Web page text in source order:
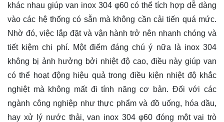
khác nhau giúp van inox 304 φ60 có thể tích hợp dễ dàng
vào các hệ thống có sẵn mà không cần cải tiến quá mức.
Nhờ đó, việc lắp đặt và vận hành trở nên nhanh chóng và
tiết kiệm chi phí. Một điểm đáng chú ý nữa là inox 304
không bị ảnh hưởng bởi nhiệt độ cao, điều này giúp van
có thể hoạt động hiệu quả trong điều kiện nhiệt độ khắc
nghiệt mà không mất đi tính năng cơ bản. Đối với các
ngành công nghiệp như thực phẩm và đồ uống, hóa dầu,
hay xử lý nước thải, van inox 304 φ60 đóng một vai trò